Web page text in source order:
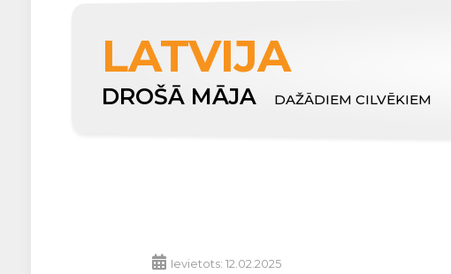
LATVIJA
DROŠĀ MĀJA DAŽĀDIEM CILVĒKIEM
Ievietots: 12.02.2025